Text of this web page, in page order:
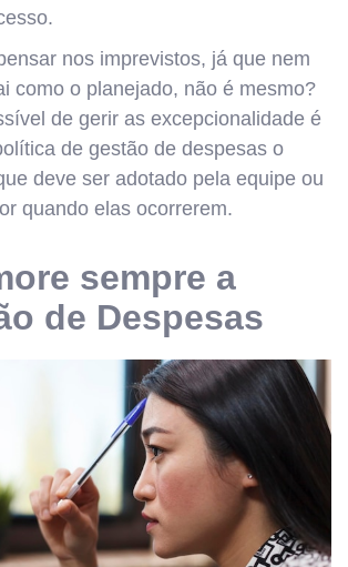
nos imprevistos, já que nem
como o planejado, não é mesmo?
de gerir as excepcionalidade é
de gestão de despesas o
deve ser adotado pela equipe ou
quando elas ocorrerem.
sempre a
de Despesas